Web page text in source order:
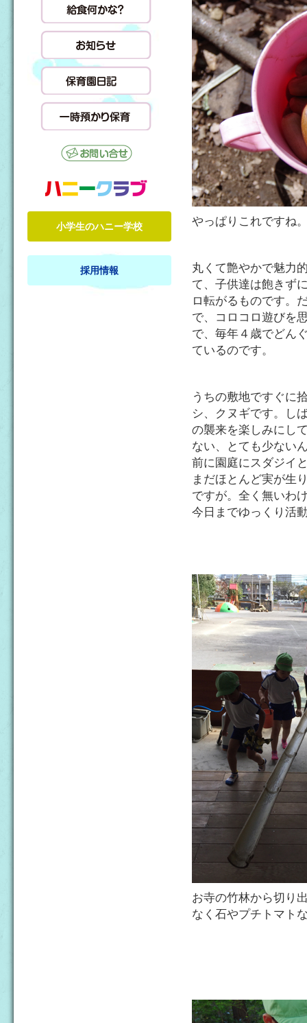
小学生のハニー学校
採用情報
やっぱりこれですね
丸くて艶やかで魅力
て、子供達は飽きず
ロ転がるものです。
で、コロコロ遊びを
で、毎年４歳でどん
ているのです。
うちの敷地ですぐに
シ、クヌギです。し
の襲来を楽しみにし
ない、とても少ない
前に園庭にスダジイ
まだほとんど実が生
ですが。全く無いわ
今日までゆっくり活
お寺の竹林から切り
なく石やプチトマト